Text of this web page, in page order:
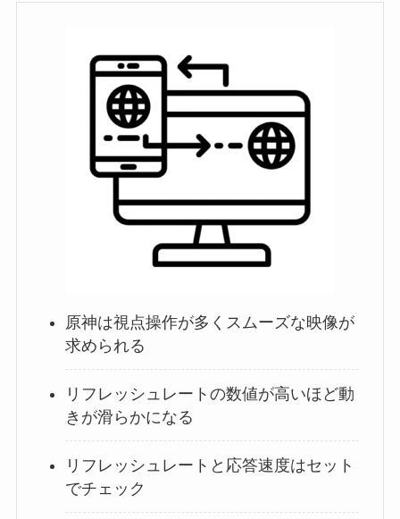
原神は視点操作が多くスムーズな映像が
求められる
リフレッシュレートの数値が高いほど動
きが滑らかになる
リフレッシュレートと応答速度はセット
でチェック